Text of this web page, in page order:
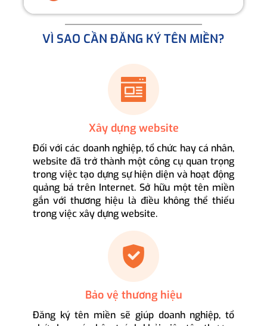
VÌ SAO CẦN ĐĂNG KÝ TÊN MIỀN?
Xây dựng website
Đối với các doanh nghiệp, tổ chức hay cá nhân,
website đã trở thành một công cụ quan trọng
trong việc tạo dựng sự hiện diện và hoạt động
quảng bá trên Internet. Sở hữu một tên miền
gắn với thương hiệu là điều không thể thiếu
trong việc xây dựng website.
Bảo vệ thương hiệu
Đăng ký tên miền sẽ giúp doanh nghiệp, tổ